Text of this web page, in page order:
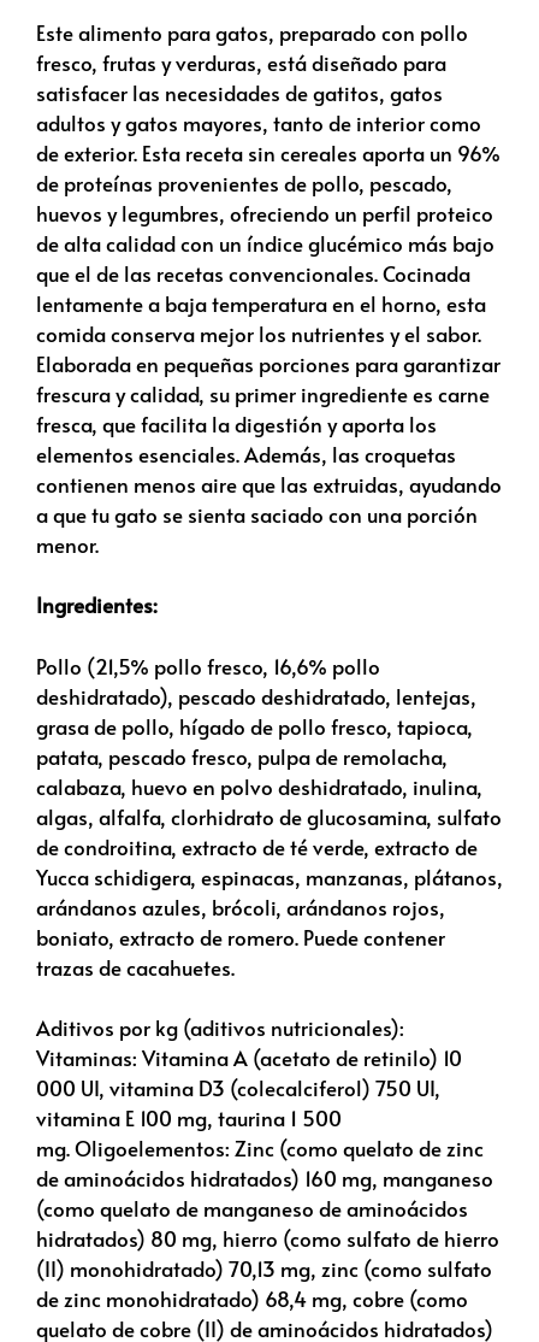
Este alimento para gatos, preparado con pollo
fresco, frutas y verduras, está diseñado para
satisfacer las necesidades de gatitos, gatos
adultos y gatos mayores, tanto de interior como
de exterior. Esta receta sin cereales aporta un 96%
de proteínas provenientes de pollo, pescado,
huevos y legumbres, ofreciendo un perfil proteico
de alta calidad con un índice glucémico más bajo
que el de las recetas convencionales. Cocinada
lentamente a baja temperatura en el horno, esta
comida conserva mejor los nutrientes y el sabor.
Elaborada en pequeñas porciones para garantizar
frescura y calidad, su primer ingrediente es carne
fresca, que facilita la digestión y aporta los
elementos esenciales. Además, las croquetas
contienen menos aire que las extruidas, ayudando
a que tu gato se sienta saciado con una porción
menor.
Ingredientes:
Pollo (21,5% pollo fresco, 16,6% pollo
deshidratado), pescado deshidratado, lentejas,
grasa de pollo, hígado de pollo fresco, tapioca,
patata, pescado fresco, pulpa de remolacha,
calabaza, huevo en polvo deshidratado, inulina,
algas, alfalfa, clorhidrato de glucosamina, sulfato
de condroitina, extracto de té verde, extracto de
Yucca schidigera, espinacas, manzanas, plátanos,
arándanos azules, brócoli, arándanos rojos,
boniato, extracto de romero. Puede contener
trazas de cacahuetes.
Aditivos por kg (aditivos nutricionales):
Vitaminas: Vitamina A (acetato de retinilo) 10
000 UI, vitamina D3 (colecalciferol) 750 UI,
vitamina E 100 mg, taurina 1 500
mg. Oligoelementos: Zinc (como quelato de zinc
de aminoácidos hidratados) 160 mg, manganeso
(como quelato de manganeso de aminoácidos
hidratados) 80 mg, hierro (como sulfato de hierro
(II) monohidratado) 70,13 mg, zinc (como sulfato
de zinc monohidratado) 68,4 mg, cobre (como
quelato de cobre (II) de aminoácidos hidratados)